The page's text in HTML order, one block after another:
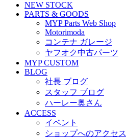
NEW STOCK
PARTS & GOODS
MYP Parts Web Shop
Motorimoda
コンテナ ガレージ
ヤフオク中古パーツ
MYP CUSTOM
BLOG
社長 ブログ
スタッフ ブログ
ハーレー奥さん
ACCESS
イベント
ショップへのアクセス